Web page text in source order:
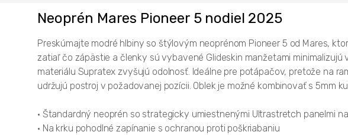
Neoprén Mares Pioneer 5 nodiel 2025
Preskúmajte modré hlbiny so štýlovým neoprénom Pioneer 5 od Mares,
zatiaľ čo zápästie a členky sú vybavené Glideskin manžetami
materiálu Supratex zvyšujú odolnosť. Ideálne pre potápačov, pretože na
udržujú postroj v požadovanej pozícii. Oblek je možné kombinovať s
• Štandardný neoprén so strategicky umiestnenými Ultrastretch panelmi
• Na krku pohodlné zapínanie s ochranou proti poškriabaniu